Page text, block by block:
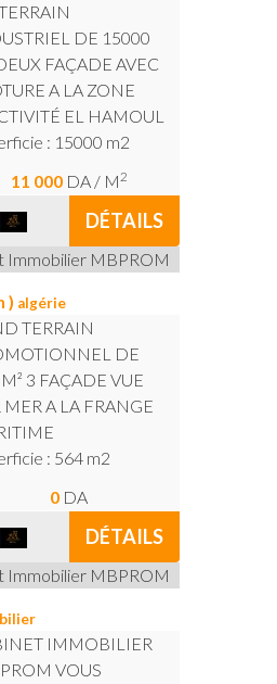
DE 15000
FAÇADE AVEC
A LA ZONE
EL HAMOUL
: 15000 m2
11 000 DA/ M2
DÉTAILS
Immobilier MBPROM
) algérie
TERRAIN
DE
3 FAÇADE VUE
MER A LA FRANGE
: 564 m2
0 DA
DÉTAILS
Immobilier MBPROM
IMMOBILIER
VOUS